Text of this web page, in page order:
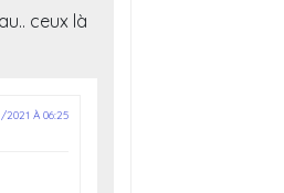
ceux là
2021 À 06:25